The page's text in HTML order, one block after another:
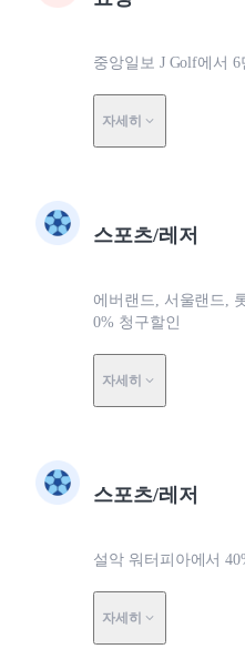
중앙일보 J Golf에서
자세히
스포츠/레저
에버랜드, 서울랜드,
0% 청구할인
자세히
스포츠/레저
설악 워터피아에서
자세히